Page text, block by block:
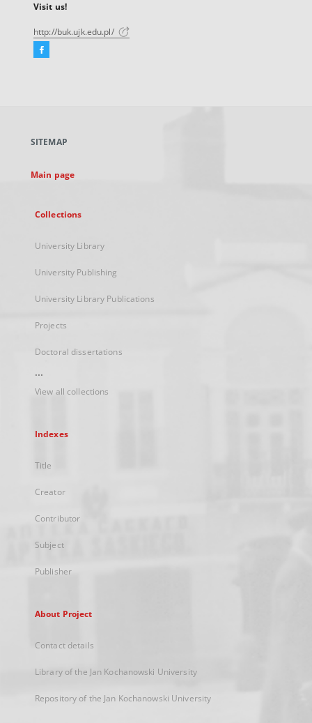
Visit us!
http://buk.ujk.edu.pl/
Facebook
new
SITEMAP
Main page
Collections
University Library
University Publishing
University Library Publications
Projects
Doctoral dissertations
...
View all collections
Indexes
Title
Creator
Contributor
Subject
Publisher
About Project
Contact details
Library of the Jan Kochanowski University
Repository of the Jan Kochanowski University